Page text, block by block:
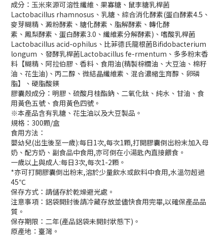
成分：玉米來源可溶性纖維、果寡糖、鼠李糖乳桿菌
Lactobacillus rhamnosus、乳糖、綜合消化酵素(蛋白酵素4.5、
麥芽糊精、澱粉酵素、糖化酵素、脂解酵素、轉化酵
素、鳳梨酵素、蛋白酵素3.0、纖維素分解酵素)、嗜酸乳桿菌
Lactobacillus acid-ophilus、比菲德氏龍根菌Bifidobacterium
longum 、發酵乳桿菌Lactobacillus fe-rmentum、多多粉末香
料【糊精、阿拉伯膠、香料、食用油(精製棕櫚油、大豆油、棉籽
油、花生油)、丙二醇、微結晶纖維素、混合濃縮生育醇、卵磷
脂】、硬脂酸鎂
膠囊殼成分：明膠、硫酸月桂酯鈉、二氧化鈦、純水、甘油、食
用黃色五號、食用黃色四號。
※本產品含有乳糖、花生油以及大豆製品。
規格：300顆/盒
食用方法：
嬰幼兒(出生後至一歲):每日1次,每次1顆,打開膠囊倒出粉末加入母
奶、配方奶、副食品中食用,亦可倒在小湯匙內直接餵食。
一歲以上與成人:每日3次,每次1-2顆。
*亦可打開膠囊倒出粉末,溶於少量飲水或飲料中食用,水溫勿超過
45℃
保存方式：請儲存於乾燥避光處。
注意事項：鋁袋開封後請冷藏存放並儘快食用完畢,以確保產品品
質。
保存期限：二年(產品鋁袋未開封狀態下)。
原產地：臺灣。